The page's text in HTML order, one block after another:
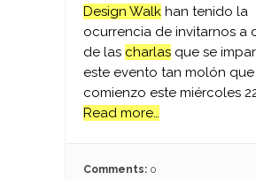
Design Walk han tenido la
ocurrencia de invitarnos a
de las charlas que se
este evento tan molón
comienzo este miércoles
Read more…
Comments: 0